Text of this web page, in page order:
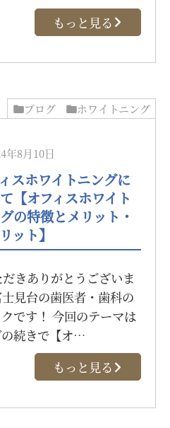
もっと見る
ブログ ホワイトニング
年8月10日
スホワイトニングに
【オフィスホワイト
の特徴とメリット・
ット】
きありがとうございま
見台の歯医者・歯科の
です！ 今回のテーマは
続きで【オ…
もっと見る